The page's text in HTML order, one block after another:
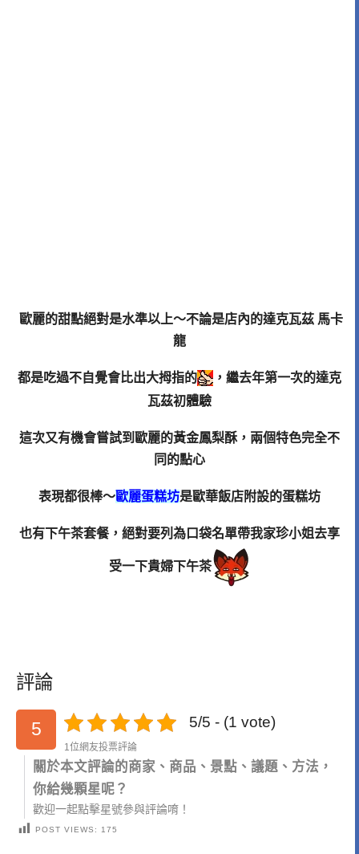
歐麗的甜點絕對是水準以上～不論是店內的達克瓦茲 馬卡
龍
都是吃過不自覺會比出大拇指的
，繼去年第一次的達克
瓦茲初體驗
這次又有機會嘗試到歐麗的黃金鳳梨酥，兩個特色完全不
同的點心
表現都很棒～歐麗蛋糕坊是歐華飯店附設的蛋糕坊
也有下午茶套餐，絕對要列為口袋名單帶我家珍小姐去享
受一下貴婦下午茶
評論
5 5/5 - (1 vote)
1位網友投票評論
關於本文評論的商家、商品、景點、議題、方法，
你給幾顆星呢？
歡迎一起點擊星號參與評論唷！
POST VIEWS: 175